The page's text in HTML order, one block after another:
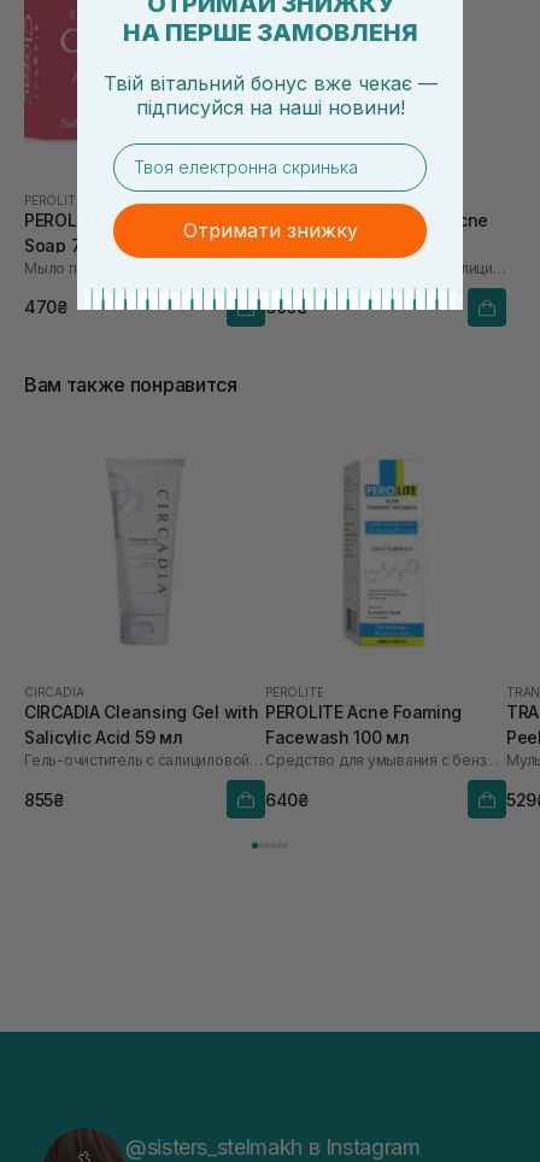
PEROLITE
PEROLITE Clozac Anti-Acne
Soap 75 г
Мыло против акне
470₴
PEROLITE Clozac Anti-Acne
Гель-крем против акне с салициловой кислотой
600₴
Вам также понравится
CIRCADIA
CIRCADIA Cleansing Gel with
Salicylic Acid 59 мл
Гель-очиститель с салициловой кислотой
855₴
PEROLITE
PEROLITE Acne Foaming
Facewash 100 мл
Средство для умывания с бензоил пероксидом 3%
640₴
@sisters_stelmakh в Instagram
НА ПЕРШЕ ЗАМОВЛЕНЯ
Твій вітальний бонус вже чекає —
підписуйся на наші новини!
email
Отримати знижку